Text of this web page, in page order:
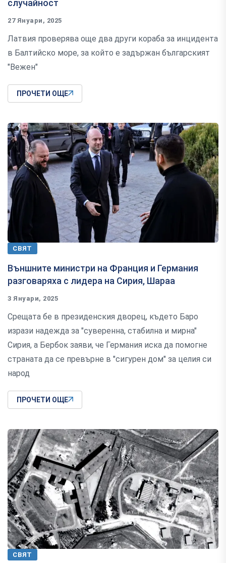
случайност
27 Януари, 2025
Латвия проверява още два други кораба за инцидента
в Балтийско море, за който е задържан българският
"Вежен"
ПРОЧЕТИ ОЩЕ
СВЯТ
Външните министри на Франция и Германия
разговаряха с лидера на Сирия, Шараа
3 Януари, 2025
Срещата бе в президенския дворец, където Баро
изрази надежда за "суверенна, стабилна и мирна"
Сирия, а Бербок заяви, че Германия иска да помогне
страната да се превърне в "сигурен дом" за целия си
народ
ПРОЧЕТИ ОЩЕ
СВЯТ